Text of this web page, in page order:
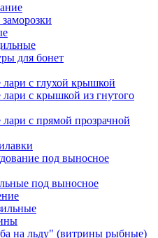
для бонет
с глухой крышкой
с крышкой из гнутого
с прямой прозрачной
под выносное
под выносное
на льду" (витрины рыбные)